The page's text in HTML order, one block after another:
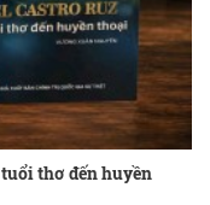
tuổi thơ đến huyền